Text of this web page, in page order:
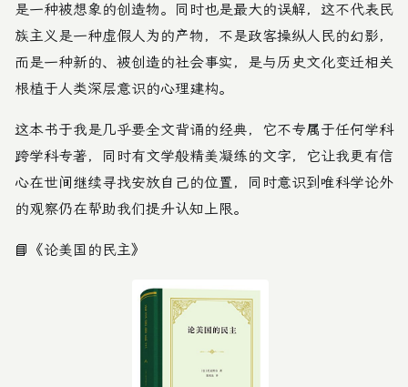
是一种被想象的创造物。同时也是最大的误解，这不代表民
族主义是一种虚假人为的产物，不是政客操纵人民的幻影，
而是一种新的、被创造的社会事实，是与历史文化变迁相关
根植于人类深层意识的心理建构。
这本书于我是几乎要全文背诵的经典，它不专属于任何学科
跨学科专著，同时有文学般精美凝练的文字，它让我更有信
心在世间继续寻找安放自己的位置，同时意识到唯科学论外
的观察仍在帮助我们提升认知上限。
📘 《论美国的民主》